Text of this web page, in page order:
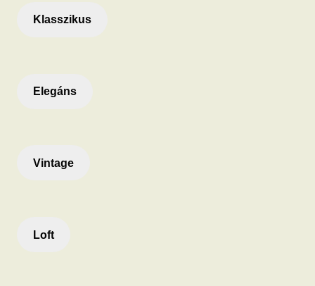
Klasszikus
Elegáns
Vintage
Loft